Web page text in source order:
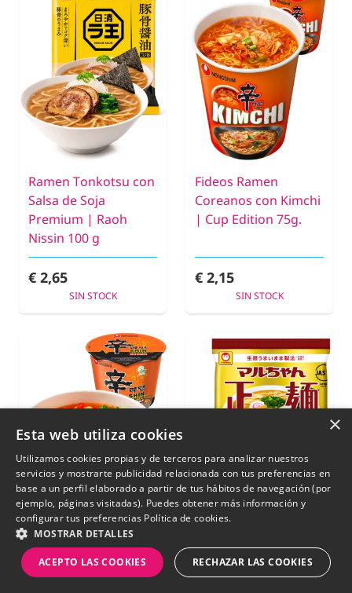
Ramen Tonkotsu con
Salsa de Soja
Premium | Raoh
Nissin 100 g
€ 2,65
SIN STOCK
Fideos Ramen
Coreanos con Kimchi
| Cup Edition 75g.
€ 2,15
SIN STOCK
Shin Ramyun Kimchi
Big Bowl | Nongshim
Fideos Ramen Shoyu
Seimen | Nihon
×
Esta web utiliza cookies
Utilizamos cookies propias y de terceros para analizar nuestros
servicios y mostrarte publicidad relacionada con tus preferencias en
base a un perfil elaborado a partir de tus hábitos de navegación (por
ejemplo, páginas visitadas). Puedes obtener más información y
configurar tus preferencias Política de cookies.
MOSTRAR DETALLES
ACEPTO LAS COOKIES RECHAZAR LAS COOKIES